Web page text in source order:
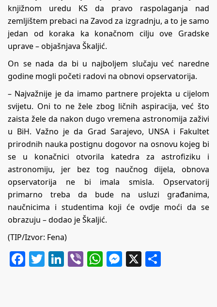
knjižnom uredu KS da pravo raspolaganja nad
zemljištem prebaci na Zavod za izgradnju, a to je samo
jedan od koraka ka konačnom cilju ove Gradske
uprave – objašnjava Škaljić.
On se nada da bi u najboljem slučaju već naredne
godine mogli početi radovi na obnovi opservatorija.
– Najvažnije je da imamo partnere projekta u cijelom
svijetu. Oni to ne žele zbog ličnih aspiracija, već što
zaista žele da nakon dugo vremena astronomija zaživi
u BiH. Važno je da Grad Sarajevo, UNSA i Fakultet
prirodnih nauka postignu dogovor na osnovu kojeg bi
se u konačnici otvorila katedra za astrofiziku i
astronomiju, jer bez tog naučnog dijela, obnova
opservatorija ne bi imala smisla. Opservatorij
primarno treba da bude na usluzi građanima,
naučnicima i studentima koji će ovdje moći da se
obrazuju – dodao je Škaljić.
(TIP/Izvor: Fena)
Facebook
Twitter
LinkedIn
ViberWhatsApp
Messenger
X